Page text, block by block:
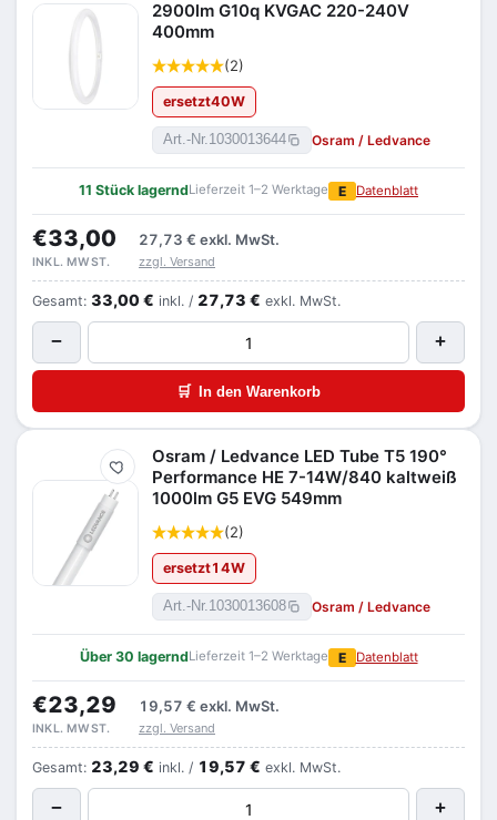
2900lm G10q KVGAC 220-240V
400mm
(2)
ersetzt40W
Art.-Nr.1030013644 Osram / Ledvance
11 Stück lagerndLieferzeit 1–2 Werktage E Datenblatt
€33,00 27,73 € exkl. MwSt.
INKL. MWST. zzgl. Versand
Gesamt: 33,00 € inkl. / 27,73 € exkl. MwSt.
− +
🛒 In den Warenkorb
Merken
Osram / Ledvance LED Tube T5 190°
Performance HE 7-14W/840 kaltweiß
1000lm G5 EVG 549mm
(2)
ersetzt14W
Art.-Nr.1030013608 Osram / Ledvance
Über 30 lagerndLieferzeit 1–2 Werktage E Datenblatt
€23,29 19,57 € exkl. MwSt.
INKL. MWST. zzgl. Versand
Gesamt: 23,29 € inkl. / 19,57 € exkl. MwSt.
− +